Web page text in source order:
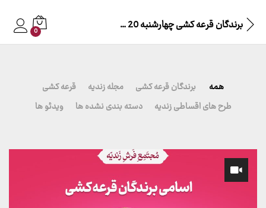
برندگان قرعه کشی چهارشنبه 20 فروردین 1404 0
همه برندگان قرعه کشی مجله زندیه
قرعه کشی
طرح های اقساطی زندیه
دسته بندی نشده ها ویدئو ها